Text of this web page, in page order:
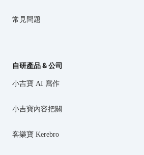
常見問題
自研產品 & 公司
小吉寶 AI 寫作
小吉寶內容把關
客樂寶 Kerebro